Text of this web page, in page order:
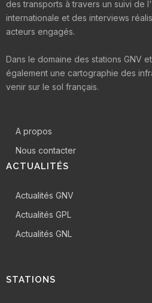
des transports à travers un suivi de
internationale et des interviews
acteurs engagés.
Dans le domaine des stations GNV
également une cartographie des
venir sur le sol français.
A propos
Nous contacter
ACTUALITÉS
Actualités GNV
Actualités GPL
Actualités GNL
STATIONS